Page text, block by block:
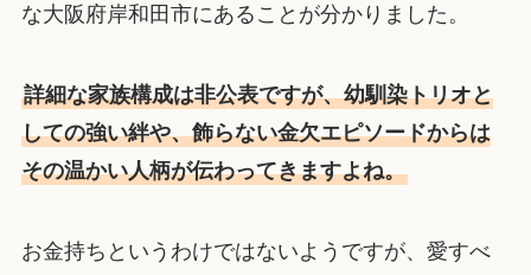
な大阪府岸和田市にあることが分かりました。
詳細な家族構成は非公表ですが、幼馴染トリオと
しての強い絆や、飾らない金欠エピソードからは
その温かい人柄が伝わってきますよね。
お金持ちというわけではないようですが、愛すべ